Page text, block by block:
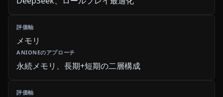
メモリ
永続メモリ、長期+短期の二層構成